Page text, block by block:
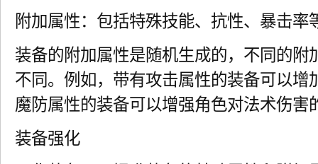
附加属性：包括特殊技能、抗性、暴击率
装备的附加属性是随机生成的，不同的附
不同。例如，带有攻击属性的装备可以增
魔防属性的装备可以增强角色对法术伤害
装备强化